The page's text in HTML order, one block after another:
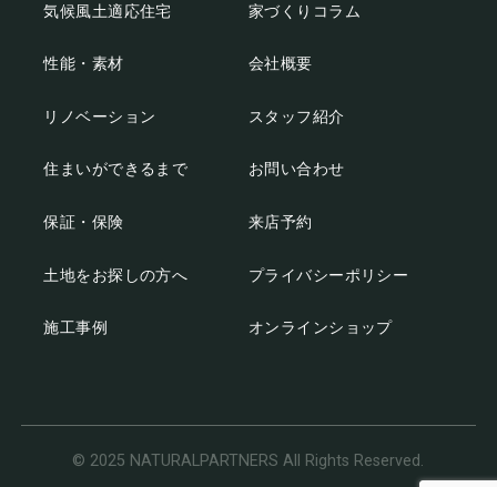
気候風土適応住宅
性能・素材
リノベーション
住まいができるまで
保証・保険
土地をお探しの方へ
施工事例
家づくりコラム
会社概要
スタッフ紹介
お問い合わせ
来店予約
プライバシーポリシー
オンラインショップ
© 2025 NATURALPARTNERS All Rights Reserved.